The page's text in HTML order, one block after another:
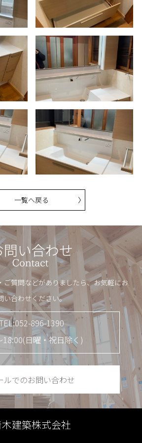
一覧へ戻る
ご質問などがありましたら、お気軽にお
い合わせください。
896-1390
18:00(日曜・祝日除く)
ルでのお問い合わせ
建築株式会社